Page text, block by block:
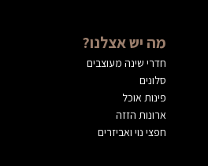
מה יש אצלנו?
חדרי שינה מעוצבים
סלונים
פינות אוכל
ארונות הזזה
חפצי נוי ואביזרים